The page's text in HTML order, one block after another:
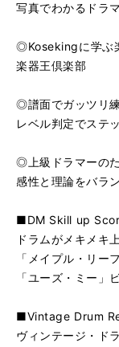
写真でわかるドラ
◎Kosekingに学ぶ
楽器王倶楽部
◎譜面でガッツリ
レベル判定でステ
◎上級ドラマーの
感性と理論をバラ
■DM Skill up
ドラムがメキメキ
「メイプル・リー
「ユーズ・ミー」
■Vintage Drum
ヴィンテージ・ド